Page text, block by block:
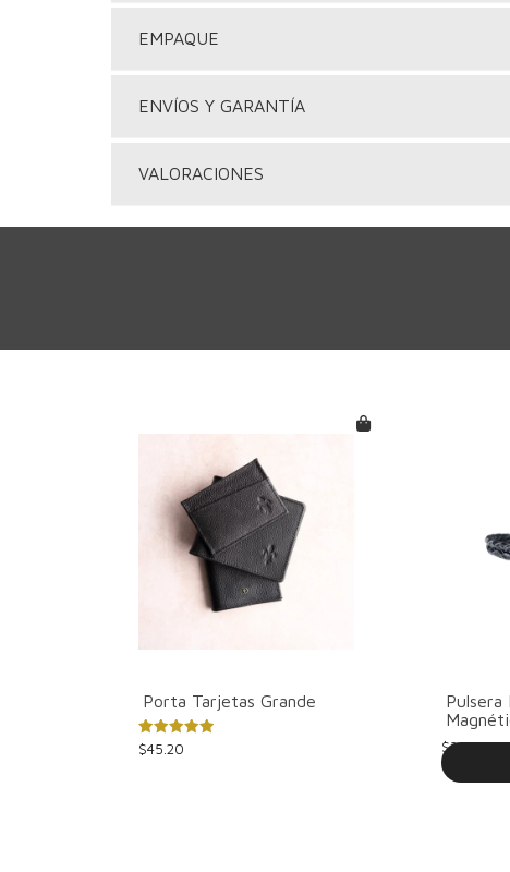
EMPAQUE
ENVÍOS Y GARANTÍA
VALORACIONES
Porta Tarjetas Grande
Valorado
con
$45.20
Pulsera
$39.55